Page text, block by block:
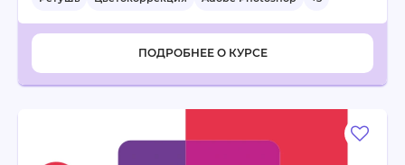
ПОДРОБНЕЕ О КУРСЕ